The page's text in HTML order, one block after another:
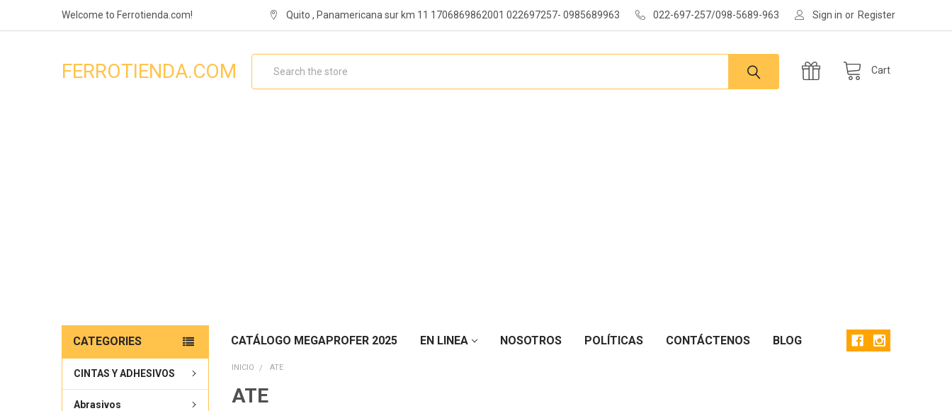
Welcome to Ferrotienda.com! Quito , Panamericana sur km 11 1706869862001 022697257- 0985689963 022-697-257/098-5689-963 Sign in or Register
Cart
FERROTIENDA.COM
CATÁLOGO MEGAPROFER 2025 EN LINEA NOSOTROS POLÍTICAS CONTÁCTENOS BLOG
CATEGORIES
CINTAS Y ADHESIVOS
Abrasivos
INICIO ATE
ATE